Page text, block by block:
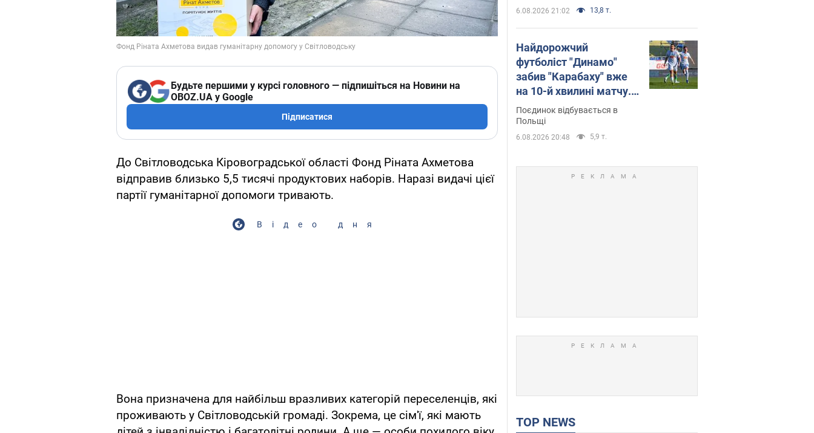
Будьте першими у курсі головного — підпишіться на Новини на
OBOZ.UA у Google
Підписатися
До Світловодська Кіровоградської області Фонд Ріната Ахметова
відправив близько 5,5 тисячі продуктових наборів. Наразі видачі цієї
партії гуманітарної допомоги тривають.
Відео дня
Вона призначена для найбільш вразливих категорій переселенців, які
проживають у Світловодській громаді. Зокрема, це сім'ї, які мають
6.08.2026 21:02 13,8 т.
Найдорожчий
футболіст "Динамо"
забив "Карабаху" вже
на 10-й хвилині матчу.
Відео
Поєдинок відбувається в
Польщі
6.08.2026 20:48 5,9 т.
TOP NEWS